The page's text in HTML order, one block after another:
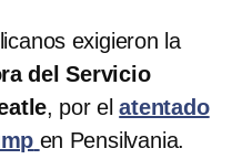
exigieron la
del Servicio
, por elatentado
en Pensilvania.